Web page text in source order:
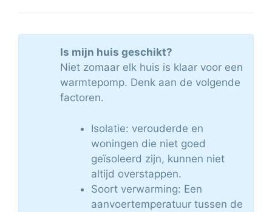
Is mijn huis geschikt?
Niet zomaar elk huis is klaar voor een
warmtepomp. Denk aan de volgende
factoren.
Isolatie: verouderde en
woningen die niet goed
geïsoleerd zijn, kunnen niet
altijd overstappen.
Soort verwarming: Een
aanvoertemperatuur tussen de